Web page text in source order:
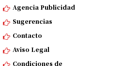
Agencia Publicidad
Sugerencias
Contacto
Aviso Legal
Condiciones de